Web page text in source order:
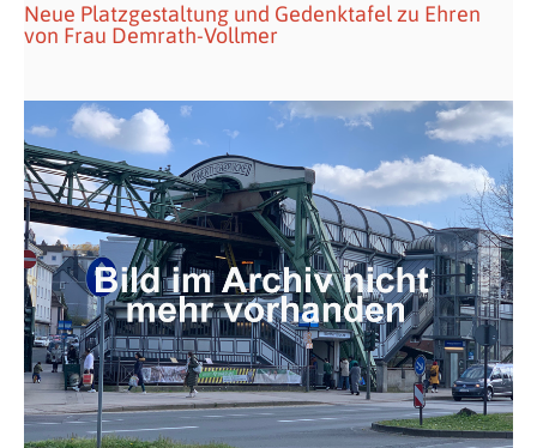
Neue Platzgestaltung und Gedenktafel zu Ehren
von Frau Demrath-Vollmer